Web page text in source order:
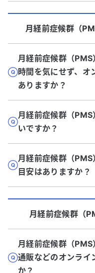
月経前症候群（
月経前症候群（
時間を気にせず、オ
ありますか？
月経前症候群（
いですか？
月経前症候群（
目安はありますか？
月経前症候群（
月経前症候群（
通販などのオンライ
か？